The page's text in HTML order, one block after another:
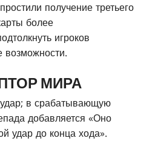
получение третьего
более
игроков
возможности.
МИРА
в срабатывающую
добавляется «Оно
удар до конца хода».